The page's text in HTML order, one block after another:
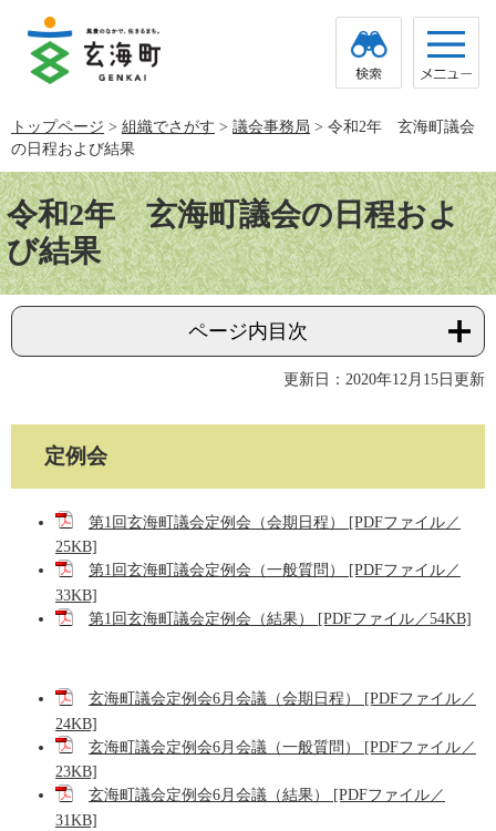
で
す。
ば
し
て
本
文
へ
トップページ > 組織でさがす > 議会事務局 > 令和2年 玄海町議会
の日程および結果
本
文令和2年 玄海町議会の日程およ
び結果
ページ内目次
更新日：2020年12月15日更新
定例会
第1回玄海町議会定例会（会期日程） [PDFファイル／
25KB]
第1回玄海町議会定例会（一般質問） [PDFファイル／
33KB]
第1回玄海町議会定例会（結果） [PDFファイル／54KB]
玄海町議会定例会6月会議（会期日程） [PDFファイル／
24KB]
玄海町議会定例会6月会議（一般質問） [PDFファイル／
23KB]
玄海町議会定例会6月会議（結果） [PDFファイル／
31KB]